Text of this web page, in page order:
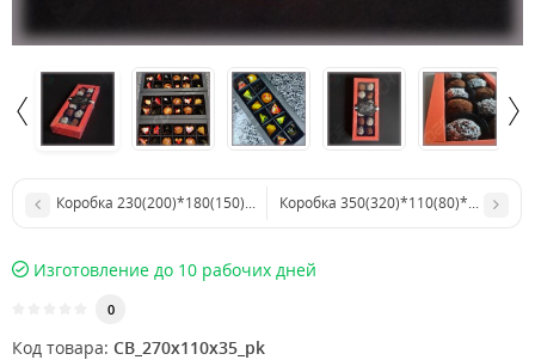
Коробка 230(200)*180(150)*25 мм с прозрачной крышкой
Коробка 350(320)*110(80)*35 мм с
Изготовление до 10 рабочих дней
0
Код товара: CB_270x110x35_pk